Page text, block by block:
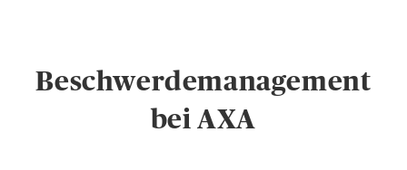
Beschwerdemanagement
bei AXA